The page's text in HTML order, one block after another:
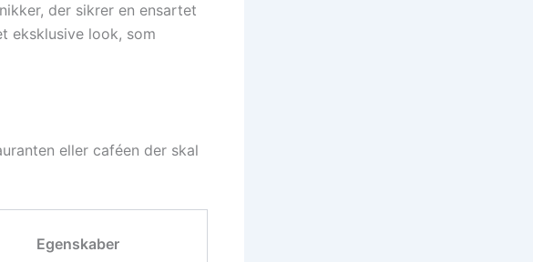
der sikrer en ensartet
eksklusive look, som
eller caféen der skal
Egenskaber